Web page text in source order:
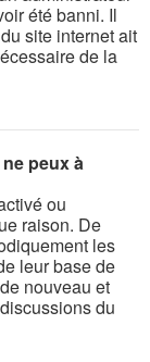
été banni. Il
site internet ait
de la
peux à
ou
raison. De
les
leur base de
nouveau et
du